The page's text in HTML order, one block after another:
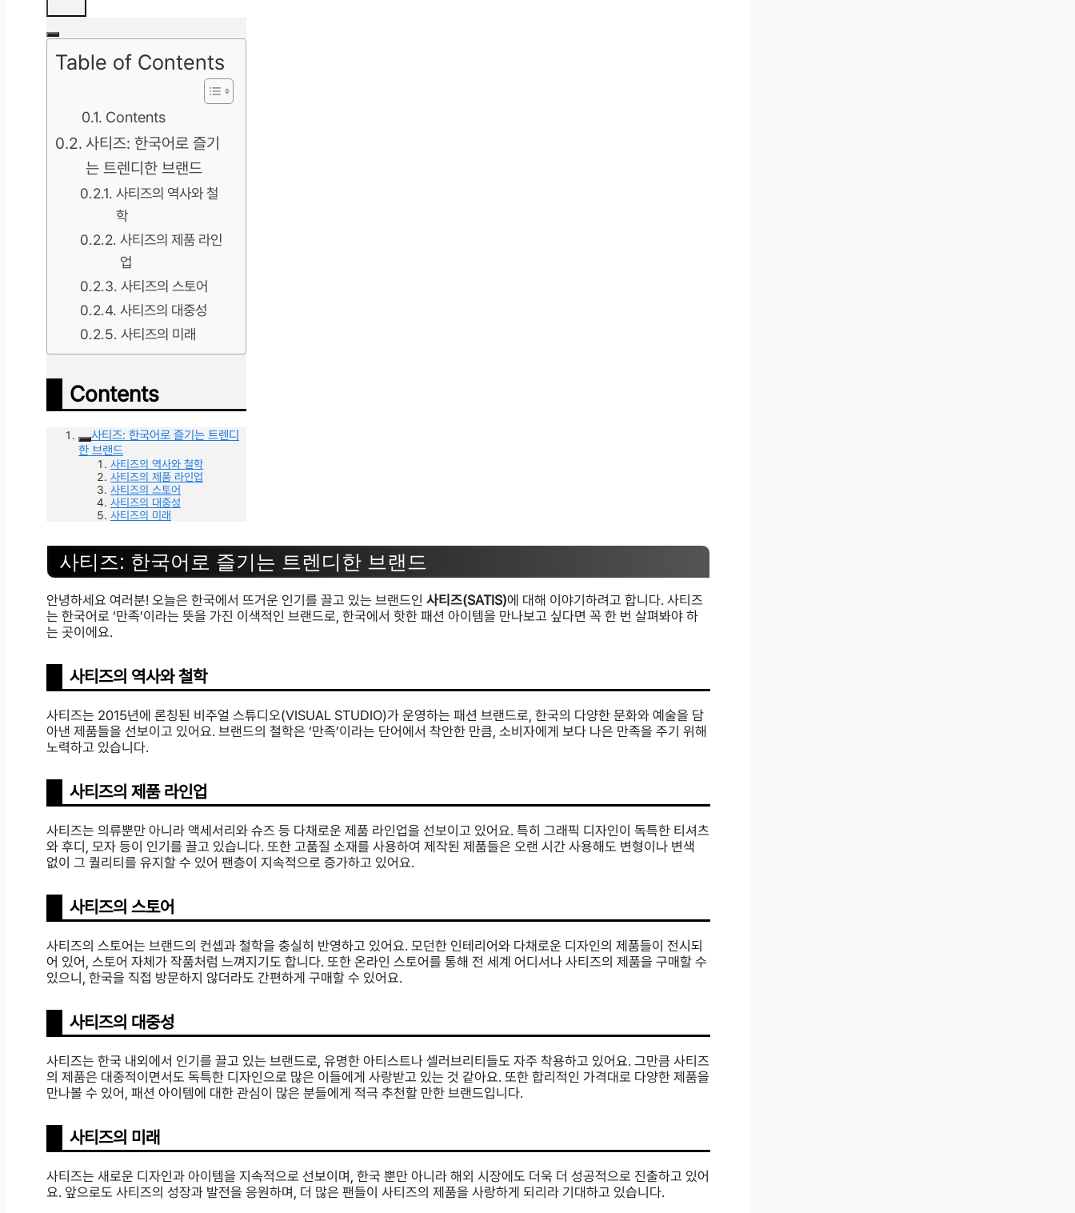
Table of Contents
Contents
사티즈: 한국어로 즐기
는 트렌디한 브랜드
사티즈의 역사와 철
학
사티즈의 제품 라인
업
사티즈의 스토어
사티즈의 대중성
사티즈의 미래
Contents
사티즈: 한국어로 즐기는 트렌디
한 브랜드
사티즈의 역사와 철학
사티즈의 제품 라인업
사티즈의 스토어
사티즈의 대중성
사티즈의 미래
사티즈: 한국어로 즐기는 트렌디한 브랜드
안녕하세요 여러분! 오늘은 한국에서 뜨거운 인기를 끌고 있는 브랜드인 사티즈(SATIS)에 대해 이야기하려고 합니다. 사티즈
는 한국어로 ‘만족’이라는 뜻을 가진 이색적인 브랜드로, 한국에서 핫한 패션 아이템을 만나보고 싶다면 꼭 한 번 살펴봐야 하
는 곳이에요.
사티즈의 역사와 철학
사티즈는 2015년에 론칭된 비주얼 스튜디오(VISUAL STUDIO)가 운영하는 패션 브랜드로, 한국의 다양한 문화와 예술을 담
아낸 제품들을 선보이고 있어요. 브랜드의 철학은 ‘만족’이라는 단어에서 착안한 만큼, 소비자에게 보다 나은 만족을 주기 위해
노력하고 있습니다.
사티즈의 제품 라인업
사티즈는 의류뿐만 아니라 액세서리와 슈즈 등 다채로운 제품 라인업을 선보이고 있어요. 특히 그래픽 디자인이 독특한 티셔츠
와 후디, 모자 등이 인기를 끌고 있습니다. 또한 고품질 소재를 사용하여 제작된 제품들은 오랜 시간 사용해도 변형이나 변색
없이 그 퀄리티를 유지할 수 있어 팬층이 지속적으로 증가하고 있어요.
사티즈의 스토어
사티즈의 스토어는 브랜드의 컨셉과 철학을 충실히 반영하고 있어요. 모던한 인테리어와 다채로운 디자인의 제품들이 전시되
어 있어, 스토어 자체가 작품처럼 느껴지기도 합니다. 또한 온라인 스토어를 통해 전 세계 어디서나 사티즈의 제품을 구매할 수
있으니, 한국을 직접 방문하지 않더라도 간편하게 구매할 수 있어요.
사티즈의 대중성
사티즈는 한국 내외에서 인기를 끌고 있는 브랜드로, 유명한 아티스트나 셀러브리티들도 자주 착용하고 있어요. 그만큼 사티즈
의 제품은 대중적이면서도 독특한 디자인으로 많은 이들에게 사랑받고 있는 것 같아요. 또한 합리적인 가격대로 다양한 제품을
만나볼 수 있어, 패션 아이템에 대한 관심이 많은 분들에게 적극 추천할 만한 브랜드입니다.
사티즈의 미래
사티즈는 새로운 디자인과 아이템을 지속적으로 선보이며, 한국 뿐만 아니라 해외 시장에도 더욱 더 성공적으로 진출하고 있어
요. 앞으로도 사티즈의 성장과 발전을 응원하며, 더 많은 팬들이 사티즈의 제품을 사랑하게 되리라 기대하고 있습니다.